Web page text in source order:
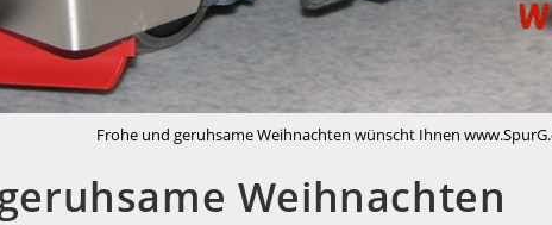
Frohe und geruhsame Weihnachten wünscht Ihnen
Weihnachten